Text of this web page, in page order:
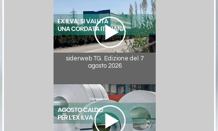
siderweb TG. Edizione del 7
agosto 2026